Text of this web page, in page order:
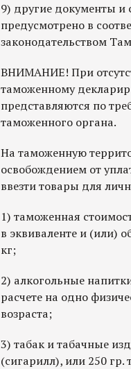
9) другие документы и
предусмотрено в
законодательством
ВНИМАНИЕ! При
таможенному
представляются по
таможенного органа.
На таможенную
освобождением от
ввезти товары для
1) таможенная
в эквиваленте и (или)
кг;
2) алкогольные
расчете на одно
возраста;
3) табак и табачные
(сигарилл), или 250 гр.